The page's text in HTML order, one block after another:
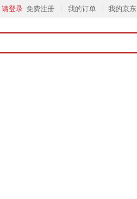
请登录 免费注册 我的订单 我的京东